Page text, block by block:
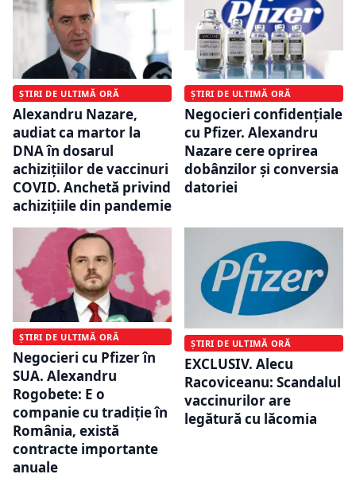
ȘTIRI DE ULTIMĂ ORĂ
Alexandru Nazare,
audiat ca martor la
DNA în dosarul
achizițiilor de vaccinuri
COVID. Anchetă privind
achizițiile din pandemie
ȘTIRI DE ULTIMĂ ORĂ
Negocieri confidențiale
cu Pfizer. Alexandru
Nazare cere oprirea
dobânzilor și conversia
datoriei
ȘTIRI DE ULTIMĂ ORĂ
Negocieri cu Pfizer în
SUA. Alexandru
Rogobete: E o
companie cu tradiție în
România, există
contracte importante
anuale
ȘTIRI DE ULTIMĂ ORĂ
EXCLUSIV. Alecu
Racoviceanu: Scandalul
vaccinurilor are
legătură cu lăcomia